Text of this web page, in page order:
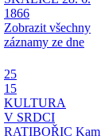
1866
Zobrazit všechny
záznamy ze dne
25
15
KULTURA
V SRDCI
RATIBOŘIC Kam